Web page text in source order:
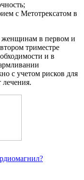
с Метотрексатом в
женщинам в первом и
триместре
и в
с учетом рисков для